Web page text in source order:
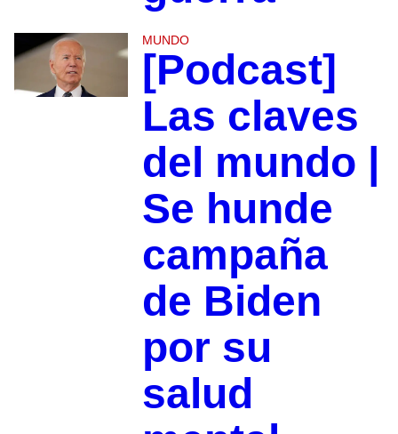
MUNDO
[Podcast]
Las claves
del mundo |
Se hunde
campaña
de Biden
por su
salud